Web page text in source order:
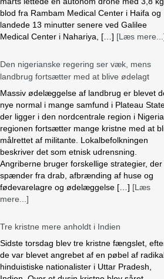
blod fra Rambam Medical Center i Haifa og
landede 13 minutter senere ved Galilee
Medical Center i Nahariya, […] [Læs
Den nigerianske regering ser væk, mens
landbrug fortsætter med at blive ødelagt
Massiv ødelæggelse af landbrug er blevet
nye normal i mange samfund i Plateau
der ligger i den nordcentrale region i
regionen fortsætter mange kristne med at
målrettet af militante. Lokalbefolkningen
beskriver det som etnisk udrensning.
Angriberne bruger forskellige strategier, der
spænder fra drab, afbrænding af huse og
fødevarelagre og ødelæggelse […] [Læs
mere...]
Tre kristne mere anholdt i Indien
Sidste torsdag blev tre kristne fængslet,
de var blevet angrebet af en pøbel af
hinduistiske nationalister i Uttar Pradesh,